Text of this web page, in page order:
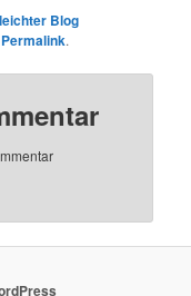
Blog
Permalink.